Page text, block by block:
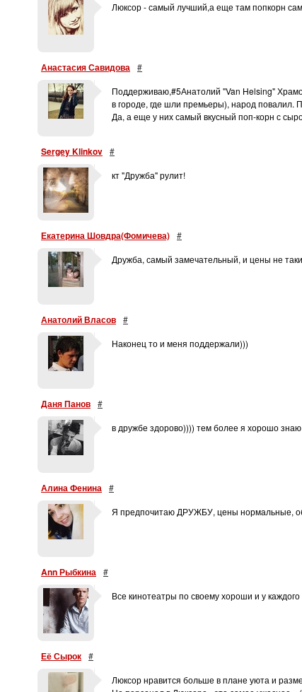
Люксор - самый лучший,а еще там попкорн
Анастасия Савидова #
Поддерживаю,#5Анатолий "Van Helsing"
в городе, где шли премьеры), народ повалил.
Да, а еще у них самый вкусный поп-корн с
Sergey Klinkov #
кт "Дружба" рулит!
Екатерина Шовдра(Фомичева) #
Дружба, самый замечательный, и цены не
Анатолий Власов #
Наконец то и меня поддержали)))
Даня Панов #
в дружбе здорово)))) тем более я хорошо
Алина Фенина #
Я предпочитаю ДРУЖБУ, цены нормальные,
Ann Рыбкина #
Все кинотеатры по своему хороши и у
Её Сырок #
Люксор нравится больше в плане уюта и